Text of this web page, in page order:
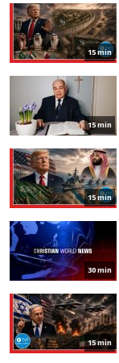
15 min
15 min
15 min
30 min
15 min